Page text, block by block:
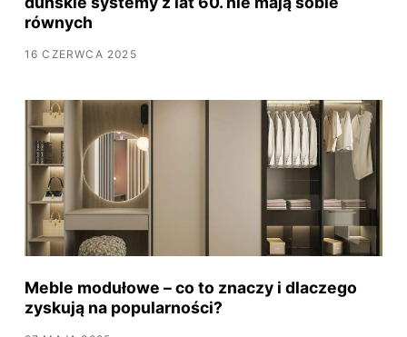
równych
16 CZERWCA 2025
Meble modułowe – co to znaczy i dlaczego
zyskują na popularności?